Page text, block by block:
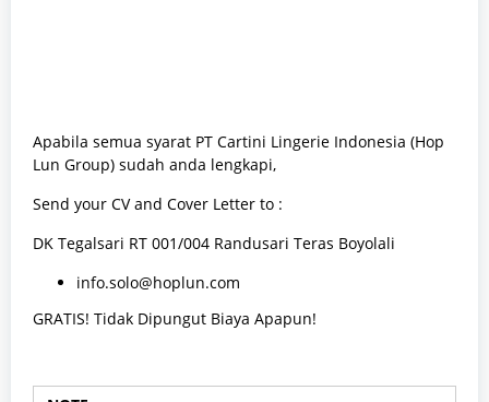
Apabila semua syarat PT Cartini Lingerie Indonesia (Hop
Lun Group) sudah anda lengkapi,
Send your CV and Cover Letter to :
DK Tegalsari RT 001/004 Randusari Teras Boyolali
info.solo@hoplun.com
GRATIS! Tidak Dipungut Biaya Apapun!